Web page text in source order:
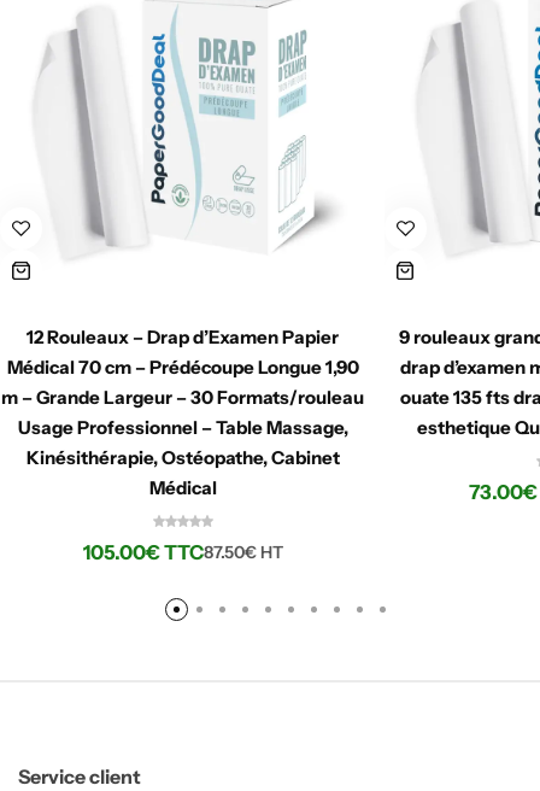
12 Rouleaux – Drap d’Examen Papier
Médical 70 cm – Prédécoupe Longue 1,90
m – Grande Largeur – 30 Formats/rouleau
Usage Professionnel – Table Massage,
Kinésithérapie, Ostéopathe, Cabinet
Médical
105.00€TTC87.50€HT
9 rouleaux
drap d’examen
ouate 135 fts
esthetique
73.00€
Service client